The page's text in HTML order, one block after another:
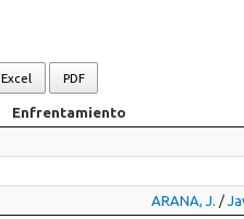
Excel PDF
Enfrentamiento
ARANA, J. /